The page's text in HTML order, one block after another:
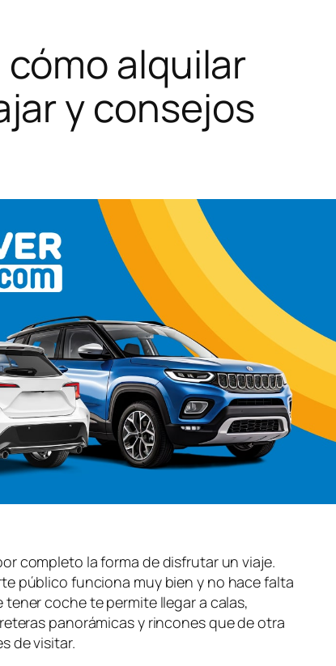
alquilar
y consejos
completo la forma de disfrutar un viaje.
público funciona muy bien y no hace falta
coche te permite llegar a calas,
panorámicas y rincones que de otra
de visitar.